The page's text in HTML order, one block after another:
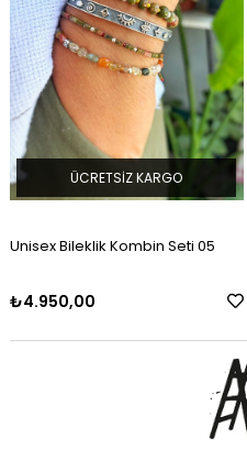
Mavi Göz Detaylı Kelepçe Bileklik
₺4.900,00
ÜCRETSIZ KARGO